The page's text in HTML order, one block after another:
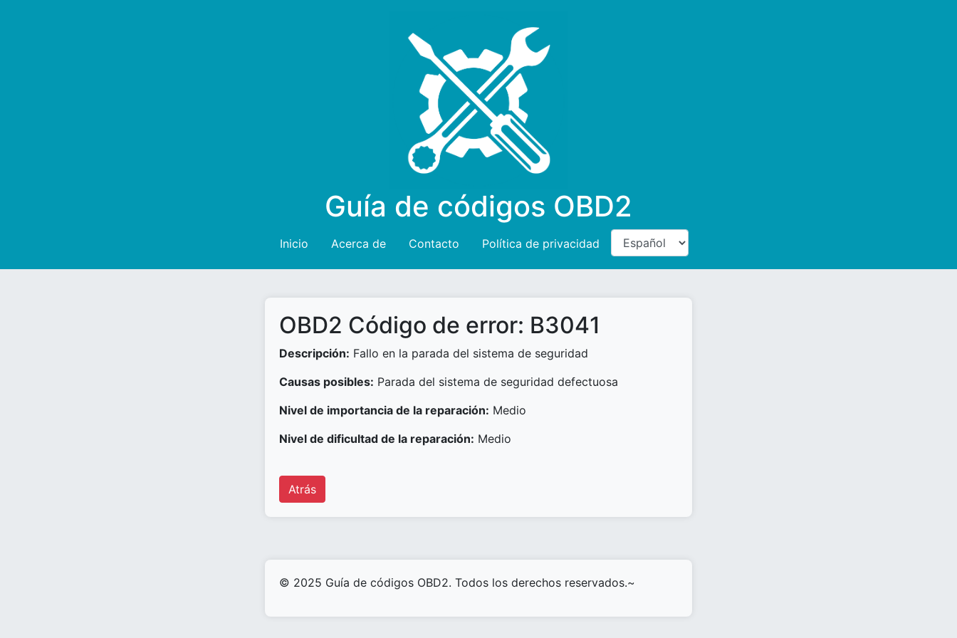
Guía de códigos OBD2
Inicio Acerca de Contacto Política de privacidad
OBD2 Código de error: B3041
Descripción: Fallo en la parada del sistema de seguridad
Causas posibles: Parada del sistema de seguridad defectuosa
Nivel de importancia de la reparación: Medio
Nivel de dificultad de la reparación: Medio
Atrás
© 2025 Guía de códigos OBD2. Todos los derechos reservados.~